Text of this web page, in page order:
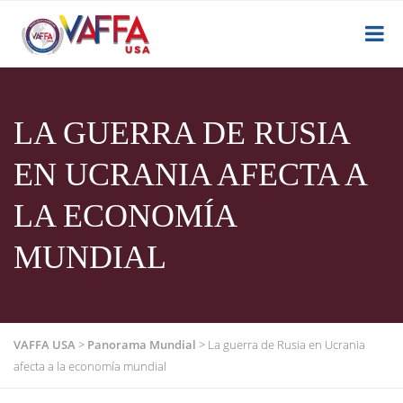
LA GUERRA DE RUSIA
EN UCRANIA AFECTA A
LA ECONOMÍA
MUNDIAL
VAFFA USA> Panorama Mundial > La guerra de Rusia en Ucrania
afecta a la economía mundial